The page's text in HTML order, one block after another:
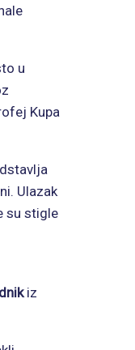
u
Kupa
Ulazak
su stigle
iz